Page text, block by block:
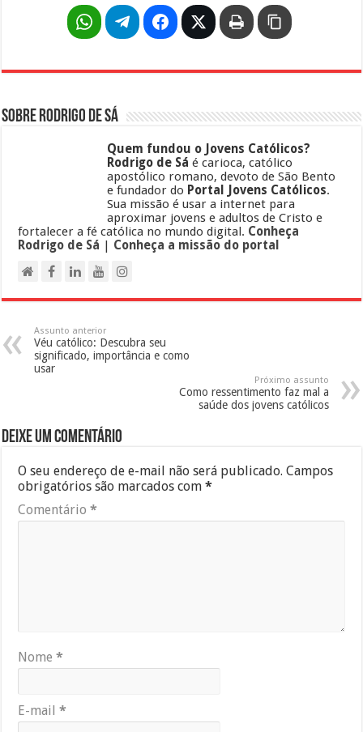
Sobre Rodrigo de Sá
Quem fundou o Jovens Católicos?
Rodrigo de Sá é carioca, católico
apostólico romano, devoto de São Bento
e fundador do Portal Jovens Católicos.
Sua missão é usar a internet para
aproximar jovens e adultos de Cristo e
fortalecer a fé católica no mundo digital. Conheça
Rodrigo de Sá | Conheça a missão do portal
Assunto anterior
Véu católico: Descubra seu
significado, importância e como
usar
Próximo assunto
Como ressentimento faz mal a
saúde dos jovens católicos
Deixe um comentário
O seu endereço de e-mail não será publicado. Campos
obrigatórios são marcados com*
Comentário*
Nome*
E-mail*